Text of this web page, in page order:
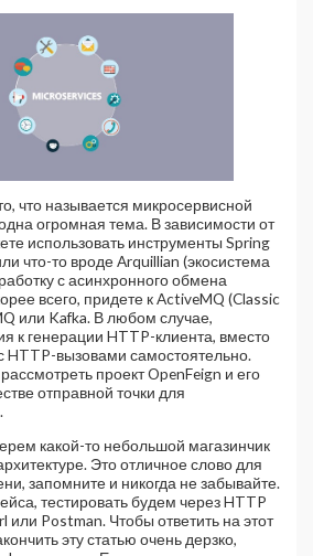
что называется микросервисной
огромная тема. В зависимости от
использовать инструменты Spring
что-то вроде Arquillian (экосистема
с асинхронного обмена
всего, придете к ActiveMQ (Classic
или Kafka. В любом случае,
к генерации HTTP-клиента, вместо
HTTP-вызовами самостоятельно.
проект OpenFeign и его
отправной точки для
какой-то небольшой магазинчик
Это отличное слово для
запомните и никогда не забывайте.
тестировать будем через HTTP
или Postman. Чтобы ответить на этот
эту статью очень дерзко,